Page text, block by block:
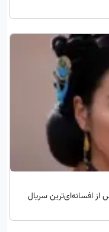
و «سوسانو» ۱۷ سال پس از افسانه‌ای‌ترین سریال